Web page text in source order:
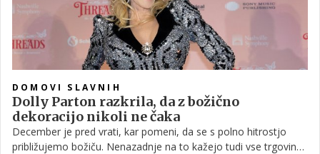
DOMOVI SLAVNIH
Dolly Parton razkrila, da z božično
dekoracijo nikoli ne čaka
December je pred vrati, kar pomeni, da se s polno hitrostjo
približujemo božiču. Nenazadnje na to kažejo tudi vse trgovine,